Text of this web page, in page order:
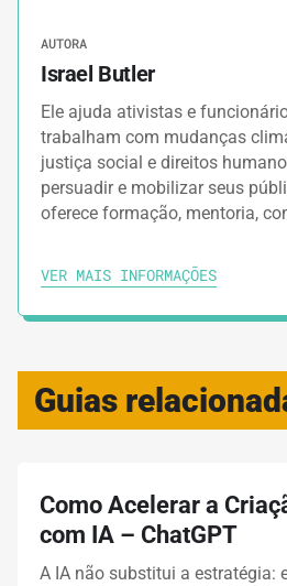
AUTORA
Israel Butler
Ele ajuda ativistas e
trabalham com mudanças
justiça social e direitos
persuadir e mobilizar seus
oferece formação, mentoria,
VER MAIS INFORMAÇÕES
Guias
Como Acelerar a
com IA – ChatGPT
A IA não substitui a estratégia: